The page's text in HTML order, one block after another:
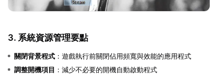
3. 系統資源管理要點
關閉背景程式 ：遊戲執行前關閉佔用頻寬與效能的應用程式
調整開機項目 ：減少不必要的開機自動啟動程式